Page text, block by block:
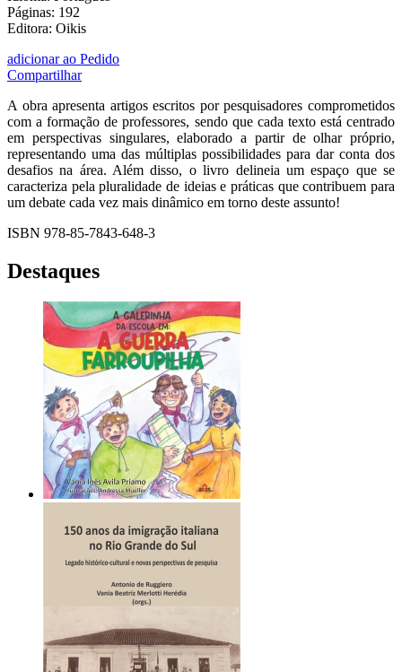
Páginas: 192
Editora: Oikis
adicionar ao Pedido
Compartilhar
A obra apresenta artigos escritos por pesquisadores comprometidos
com a formação de professores, sendo que cada texto está centrado
em perspectivas singulares, elaborado a partir de olhar próprio,
representando uma das múltiplas possibilidades para dar conta dos
desafios na área. Além disso, o livro delineia um espaço que se
caracteriza pela pluralidade de ideias e práticas que contribuem para
um debate cada vez mais dinâmico em torno deste assunto!
ISBN 978-85-7843-648-3
Destaques